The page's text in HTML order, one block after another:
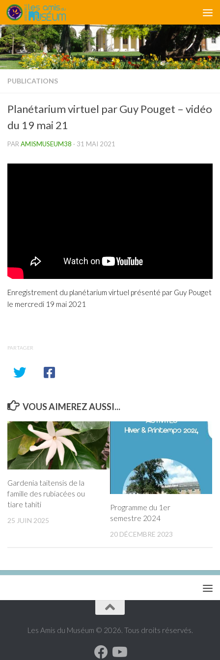
Skip to content
PUBLICATIONS
Planétarium virtuel par Guy Pouget – vidéo
du 19 mai 21
PAR AMISMUSEUM38 · 31 MAI 2021
Enregistrement du planétarium virtuel présenté par Guy Pouget
le mercredi 19 mai 2021
PARTAGER
VOUS AIMEREZ AUSSI...
Gardenia taitensis de la
famille des rubiacées ou
tiare tahiti
25 JUIN 2025
Programme du 1er
semestre 2024
20 DÉCEMBRE 2023
Les Amis du Muséum © 2026. Tous droits réservés.